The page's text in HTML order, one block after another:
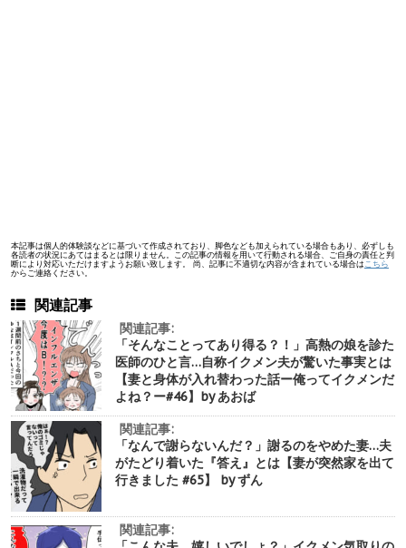
本記事は個人的体験談などに基づいて作成されており、脚色なども加えられている場合もあり、必ずしも
各読者の状況にあてはまるとは限りません。この記事の情報を用いて行動される場合、ご自身の責任と判
断により対応いただけますようお願い致します。 尚、記事に不適切な内容が含まれている場合は こちら
からご連絡ください。
関連記事
関連記事:
「そんなことってあり得る？！」高熱の娘を診た
医師のひと言…自称イクメン夫が驚いた事実とは
【妻と身体が入れ替わった話ー俺ってイクメンだ
よね？ー#46】by あおば
関連記事:
「なんで謝らないんだ？」謝るのをやめた妻…夫
がたどり着いた『答え』とは【妻が突然家を出て
行きました #65】 by ずん
関連記事: